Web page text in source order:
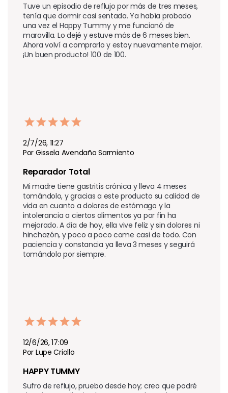
Tuve un episodio de reflujo por más de tres meses,
tenía que dormir casi sentada. Ya había probado
una vez el Happy Tummy y me funcionó de
maravilla. Lo dejé y estuve más de 6 meses bien.
Ahora volví a comprarlo y estoy nuevamente mejor.
¡Un buen producto! 100 de 100.
2/7/26, 11:27
Por Gissela Avendaño Sarmiento
Reparador Total
Mi madre tiene gastritis crónica y lleva 4 meses
tomándolo, y gracias a este producto su calidad de
vida en cuanto a dolores de estómago y la
intolerancia a ciertos alimentos ya por fin ha
mejorado. A día de hoy, ella vive feliz y sin dolores ni
hinchazón, y poco a poco come casi de todo. Con
paciencia y constancia ya lleva 3 meses y seguirá
tomándolo por siempre.
12/6/26, 17:09
Por Lupe Criollo
HAPPY TUMMY
Sufro de reflujo, pruebo desde hoy; creo que podré